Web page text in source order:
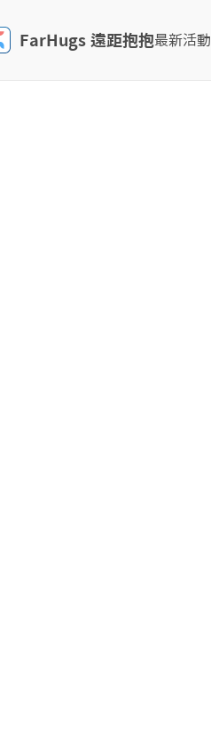
FarHugs 遠距抱抱最新活動